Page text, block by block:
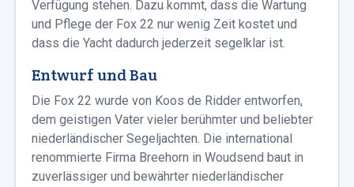
Verfügung stehen. Dazu kommt, dass die Wartung
und Pflege der Fox 22 nur wenig Zeit kostet und
dass die Yacht dadurch jederzeit segelklar ist.
Entwurf und Bau
Die Fox 22 wurde von Koos de Ridder entworfen,
dem geistigen Vater vieler berühmter und beliebter
niederländischer Segeljachten. Die international
renommierte Firma Breehorn in Woudsend baut in
zuverlässiger und bewährter niederländischer